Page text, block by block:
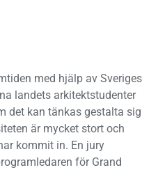
med hjälp av Sveriges
landets arkitektstudenter
det kan tänkas gestalta sig
är mycket stort och
kommit in. En jury
för Grand